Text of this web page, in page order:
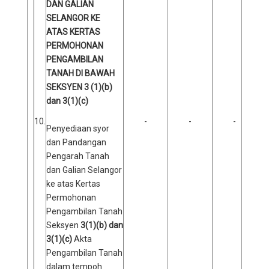
10.
DAN GALIAN
SELANGOR KE
ATAS KERTAS
PERMOHONAN
PENGAMBILAN
TANAH DI BAWAH
SEKSYEN 3 (1)(b)
dan 3(1)(c)
Penyediaan syor
dan Pandangan
Pengarah Tanah
dan Galian Selangor
ke atas Kertas
Permohonan
Pengambilan Tanah
Seksyen 3(1)(b) dan
3(1)(c)Akta
Pengambilan Tanah
dalam tempoh
- - -